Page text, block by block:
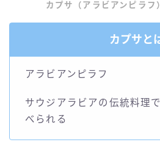
カプサ（アラビアンピラ
カプサと
アラビアンピラフ
サウジアラビアの伝統料理
べられる